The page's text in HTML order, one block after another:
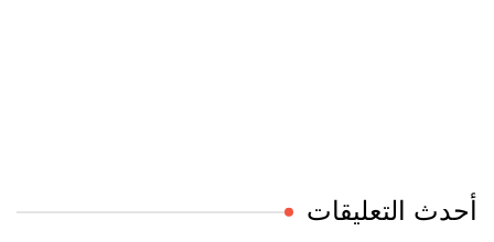
أحدث التعليقات